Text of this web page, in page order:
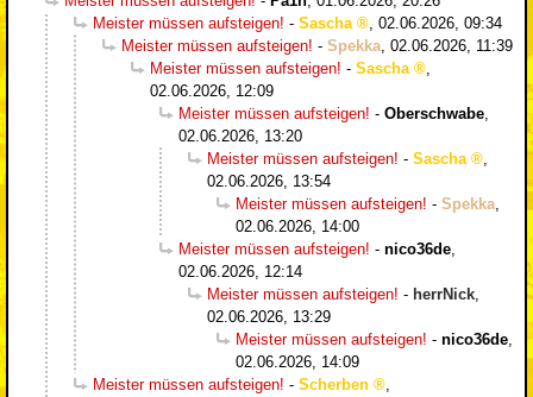
Meister müssen aufsteigen! - Sascha , 02.06.2026, 09:34
Meister müssen aufsteigen! - Spekka, 02.06.2026, 11:39
Meister müssen aufsteigen! - Sascha
,
02.06.2026, 12:09
Meister müssen aufsteigen! - Oberschwabe,
02.06.2026, 13:20
Meister müssen aufsteigen! - Sascha
,
02.06.2026, 13:54
Meister müssen aufsteigen! - Spekka,
02.06.2026, 14:00
Meister müssen aufsteigen! - nico36de,
02.06.2026, 12:14
Meister müssen aufsteigen! - herrNick,
02.06.2026, 13:29
Meister müssen aufsteigen! - nico36de,
02.06.2026, 14:09
Meister müssen aufsteigen! - Scherben
,